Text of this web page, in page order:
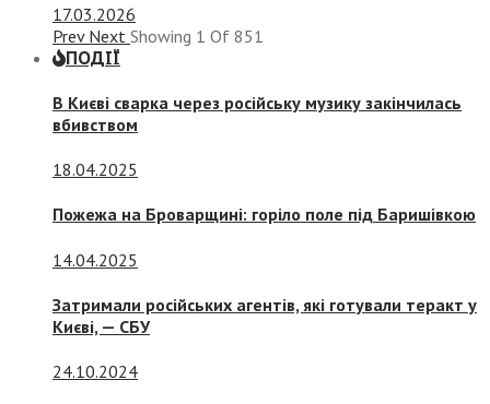
17.03.2026
Prev Next Showing 1 Of 851
ПОДІЇ
В Києві сварка через російську музику закінчилась
вбивством
18.04.2025
Пожежа на Броварщині: горіло поле під Баришівкою
14.04.2025
Затримали російських агентів, які готували теракт у
Києві, — СБУ
24.10.2024